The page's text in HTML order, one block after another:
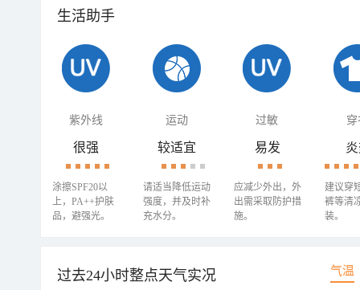
生活助手
紫外线 运动 过敏 穿
很强
涂擦SPF20以
上，PA++护肤
品，避强光。
较适宜
请适当降低运动
强度，并及时补
充水分。
易发
应减少外出，外
出需采取防护措
施。
建议穿
裤等清
装。
过去24小时整点天气实况 气温